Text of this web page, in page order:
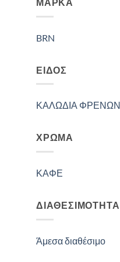
ΜΆΡΚΑ
BRN
ΕΊΔΟΣ
ΚΑΛΩΔΙΑ
ΧΡΏΜΑ
ΚΑΦΕ
ΔΙΑΘΕΣΙΜΌΤΗΤΑ
Άμεσα διαθέσιμο